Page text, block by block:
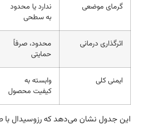
گرمای موضعی
ندارد یا محدود
به سطحی
اثرگذاری درمانی
محدود، صرفاً
حمایتی
ایمنی کلی
وابسته به
کیفیت محصول
جدول نشان می‌دهد که رزوسیدال با طراحی